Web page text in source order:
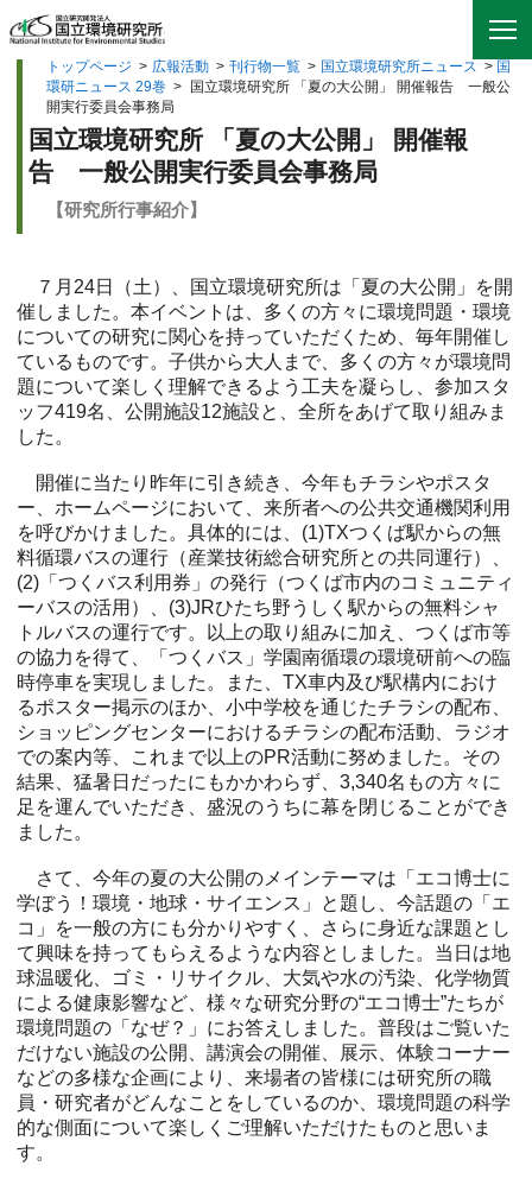
トップページ > 広報活動 > 刊行物一覧 > 国立環境研究所ニュース > 国
環研ニュース 29巻 >
国立環境研究所 「夏の大公開」 開催報告 一般公
開実行委員会事務局
国立環境研究所 「夏の大公開」 開催報
告 一般公開実行委員会事務局
【研究所行事紹介】
７月24日（土）、国立環境研究所は「夏の大公開」を開
催しました。本イベントは、多くの方々に環境問題・環境
についての研究に関心を持っていただくため、毎年開催し
ているものです。子供から大人まで、多くの方々が環境問
題について楽しく理解できるよう工夫を凝らし、参加スタ
ッフ419名、公開施設12施設と、全所をあげて取り組みま
した。
開催に当たり昨年に引き続き、今年もチラシやポスタ
ー、ホームページにおいて、来所者への公共交通機関利用
を呼びかけました。具体的には、(1)TXつくば駅からの無
料循環バスの運行（産業技術総合研究所との共同運行）、
(2)「つくバス利用券」の発行（つくば市内のコミュニティ
ーバスの活用）、(3)JRひたち野うしく駅からの無料シャ
トルバスの運行です。以上の取り組みに加え、つくば市等
の協力を得て、「つくバス」学園南循環の環境研前への臨
時停車を実現しました。また、TX車内及び駅構内におけ
るポスター掲示のほか、小中学校を通じたチラシの配布、
ショッピングセンターにおけるチラシの配布活動、ラジオ
での案内等、これまで以上のPR活動に努めました。その
結果、猛暑日だったにもかかわらず、3,340名もの方々に
足を運んでいただき、盛況のうちに幕を閉じることができ
ました。
さて、今年の夏の大公開のメインテーマは「エコ博士に
学ぼう！環境・地球・サイエンス」と題し、今話題の「エ
コ」を一般の方にも分かりやすく、さらに身近な課題とし
て興味を持ってもらえるような内容としました。当日は地
球温暖化、ゴミ・リサイクル、大気や水の汚染、化学物質
による健康影響など、様々な研究分野の“エコ博士”たちが
環境問題の「なぜ？」にお答えしました。普段はご覧いた
だけない施設の公開、講演会の開催、展示、体験コーナー
などの多様な企画により、来場者の皆様には研究所の職
員・研究者がどんなことをしているのか、環境問題の科学
的な側面について楽しくご理解いただけたものと思いま
す。